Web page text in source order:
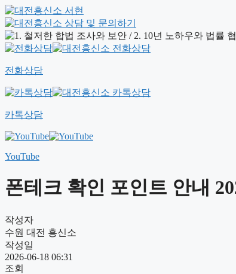
전화상담
카톡상담
YouTube
폰테크 확인 포인트 안내
작성자
수원 대전 흥신소
작성일
2026-06-18 06:31
조회